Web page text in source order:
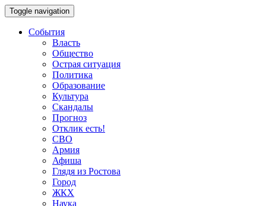
Toggle navigation
События
Власть
Общество
Острая ситуация
Политика
Образование
Культура
Скандалы
Прогноз
Отклик есть!
СВО
Армия
Афиша
Глядя из Ростова
Город
ЖКХ
Наука